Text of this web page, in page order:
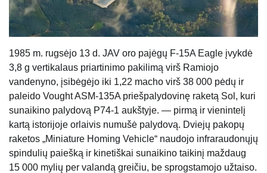
1985 m. rugsėjo 13 d. JAV oro pajėgų F-15A Eagle įvykdė
3,8 g vertikalaus priartinimo pakilimą virš Ramiojo
vandenyno, įsibėgėjo iki 1,22 macho virš 38 000 pėdų ir
paleido Vought ASM-135A priešpalydovinę raketą Sol, kuri
sunaikino palydovą P74-1 aukštyje. — pirmą ir vienintelį
kartą istorijoje orlaivis numušė palydovą. Dviejų pakopų
raketos „Miniature Homing Vehicle“ naudojo infraraudonųjų
spindulių paiešką ir kinetiškai sunaikino taikinį maždaug
15 000 mylių per valandą greičiu, be sprogstamojo užtaiso.